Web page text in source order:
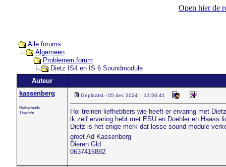
Open hier de
Alle forums
Algemeen
Problemen forum
Dietz IS4 en IS 6 Soundmodule
Auteur
kassenberg
Netherlands
1 bericht
Geplaatst - 05 dec 2024 : 13:56:41
Hoi treinen liefhebbers wie heeft er ervaring met
ik zelf ervaring hebt met ESU en Doehler en Haass
Dietz is het enige merk dat losse sound module
groet Ad Kassenberg
Dieren Gld
0637416882